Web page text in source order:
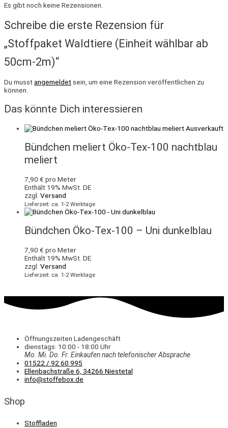
Es gibt noch keine Rezensionen.
Schreibe die erste Rezension für
„Stoffpaket Waldtiere (Einheit wählbar ab
50cm-2m)“
Du musstangemeldet sein, um eine Rezension veröffentlichen zu
können.
Das könnte Dich interessieren
Ausverkauft
Bündchen meliert Öko-Tex-100 nachtblau
meliert
7,90 € pro Meter
Enthält 19% MwSt. DE
zzgl. Versand
Lieferzeit: ca. 1-2 Werktage
Bündchen Öko-Tex-100 – Uni dunkelblau
7,90 € pro Meter
Enthält 19% MwSt. DE
zzgl. Versand
Lieferzeit: ca. 1-2 Werktage
Öffnungszeiten Ladengeschäft
dienstags: 10:00 - 18:00 Uhr
Mo. Mi. Do. Fr. Einkaufennach telefonischer Absprache
01522 / 92 60 995
Ellenbachstraße 6, 34266 Niestetal
info@stoffebox.de
Shop
Stoffladen